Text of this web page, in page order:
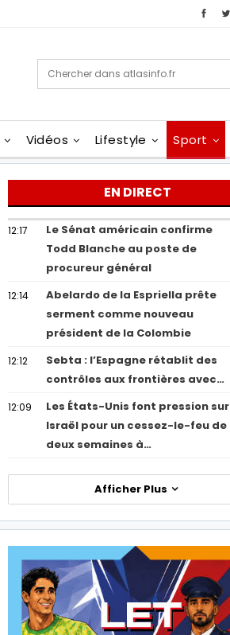
Vidéos Lifestyle Sport
EN DIRECT
12:17
Le Sénat américain confirme
Todd Blanche au poste de
procureur général
12:14
Abelardo de la Espriella prête
serment comme nouveau
président de la Colombie
12:12
Sebta : l’Espagne rétablit des
contrôles aux frontières avec…
12:09
Les États-Unis font pression sur
Israël pour un cessez-le-feu de
deux semaines à…
Afficher Plus